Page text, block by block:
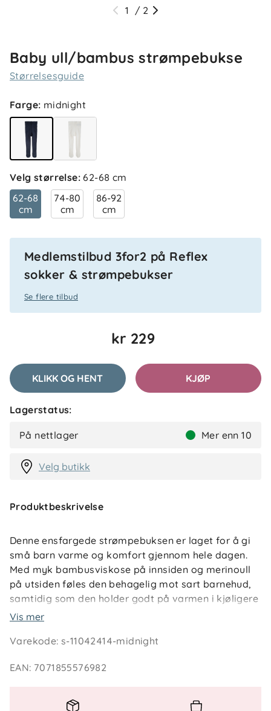
1 / 2
Baby ull/bambus strømpebukse
Størrelsesguide
Farge: midnight
Velg størrelse:62-68 cm
62-68
cm
74-80
cm
86-92
cm
Medlemstilbud 3for2 på Reflex
sokker & strømpebukser
Se flere tilbud
kr 229
KLIKK OG HENT KJØP
Lagerstatus:
På nettlager Mer enn 10
Velg butikk
Produktbeskrivelse
Denne ensfargede strømpebuksen er laget for å gi
små barn varme og komfort gjennom hele dagen.
Med myk bambusviskose på innsiden og merinoull
på utsiden føles den behagelig mot sart barnehud,
samtidig som den holder godt på varmen i kjøligere
omgivelser. En fin base i garderoben for både lek,
bevegelighet og hverdagsbruk, og sitter godt uten å
valg for foreldre som ønsker et plagg som både
Vis mer
Varekode:s-11042414-midnight
EAN: 7071855576982